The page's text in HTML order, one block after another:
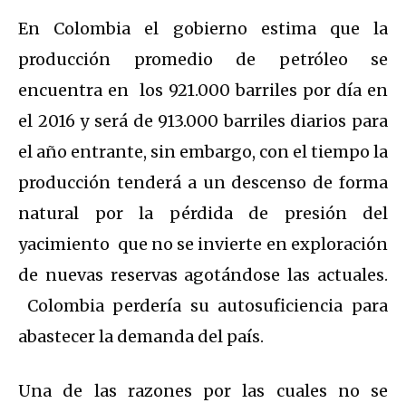
En Colombia el gobierno estima que la
producción promedio de petróleo se
encuentra en los 921.000 barriles por día en
el 2016 y será de 913.000 barriles diarios para
el año entrante, sin embargo, con el tiempo la
producción tenderá a un descenso de forma
natural por la pérdida de presión del
yacimiento que no se invierte en exploración
de nuevas reservas agotándose las actuales.
Colombia perdería su autosuficiencia para
abastecer la demanda del país.
Una de las razones por las cuales no se